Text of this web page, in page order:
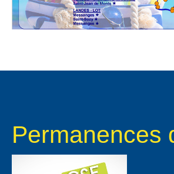
Permanences